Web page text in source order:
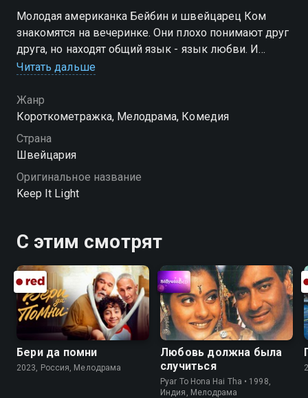
Молодая американка Бейбин и швейцарец Ком
знакомятся на вечеринке. Они плохо понимают друг
друга, но находят общий язык - язык любви. И
теперь они не в силах расстаться
Читать дальше
Жанр
Короткометражка, Мелодрама, Комедия
Страна
Швейцария
Оригинальное название
Keep It Light
С этим смотрят
Бери да помни
2023, Россия, Мелодрама
Любовь должна была
случиться
Pyar To Hona Hai Tha • 1998,
Индия, Мелодрама